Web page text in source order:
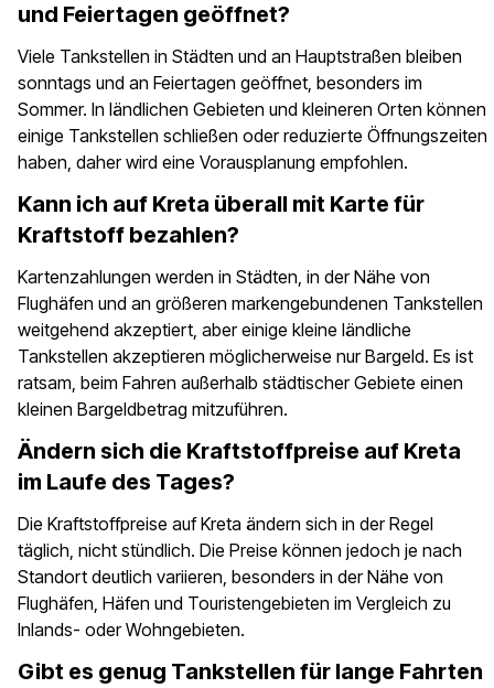
und Feiertagen geöffnet?
Viele Tankstellen in Städten und an Hauptstraßen bleiben
sonntags und an Feiertagen geöffnet, besonders im
Sommer. In ländlichen Gebieten und kleineren Orten können
einige Tankstellen schließen oder reduzierte Öffnungszeiten
haben, daher wird eine Vorausplanung empfohlen.
Kann ich auf Kreta überall mit Karte für
Kraftstoff bezahlen?
Kartenzahlungen werden in Städten, in der Nähe von
Flughäfen und an größeren markengebundenen Tankstellen
weitgehend akzeptiert, aber einige kleine ländliche
Tankstellen akzeptieren möglicherweise nur Bargeld. Es ist
ratsam, beim Fahren außerhalb städtischer Gebiete einen
kleinen Bargeldbetrag mitzuführen.
Ändern sich die Kraftstoffpreise auf Kreta
im Laufe des Tages?
Die Kraftstoffpreise auf Kreta ändern sich in der Regel
täglich, nicht stündlich. Die Preise können jedoch je nach
Standort deutlich variieren, besonders in der Nähe von
Flughäfen, Häfen und Touristengebieten im Vergleich zu
Inlands- oder Wohngebieten.
Gibt es genug Tankstellen für lange Fahrten